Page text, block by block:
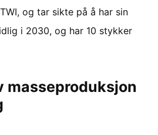
og tar sikte på å har sin
i 2030, og har 10 stykker
masseproduksjon